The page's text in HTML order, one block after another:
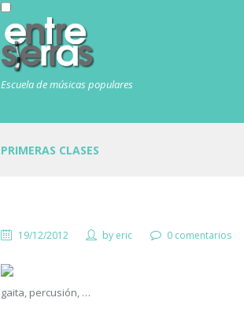
Escuela de músicas populares
PRIMERAS CLASES
19/12/2012 by eric 0 comentarios
gaita, percusión, …